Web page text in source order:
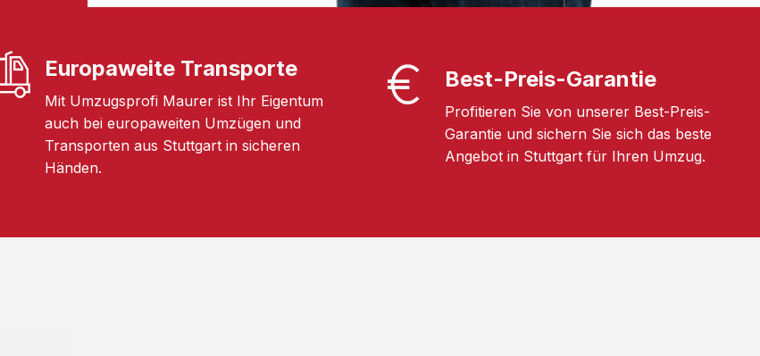
Europaweite Transporte
Mit Umzugsprofi Maurer ist Ihr Eigentum
auch bei europaweiten Umzügen und
Transporten aus Stuttgart in sicheren
Händen.
Best-Preis-Garantie
Profitieren Sie von unserer Best-Preis-
Garantie und sichern Sie sich das beste
Angebot in Stuttgart für Ihren Umzug.